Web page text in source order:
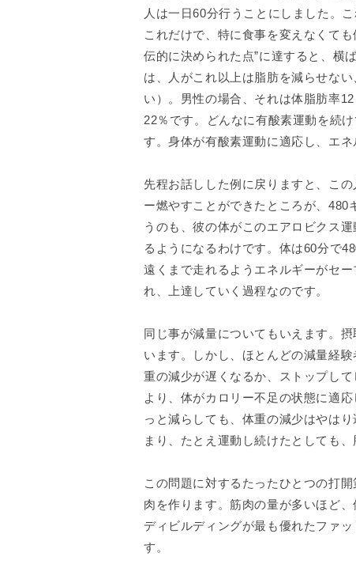
人は一日60分行うことにしました。
これだけで、特に食事を変えなくて
伝的に決められた点”に達すると、横
は、人がこれ以上は脂肪を減らせな
い）。男性の場合、それは体脂肪率
22％です。どんなに有酸素運動を続
す。身体が有酸素運動に適応し、エ
先程お話しした例に戻りますと、こ
ー燃やすことができたところが、480
うのも、彼の体がこのエアロビクス
るようになるわけです。体は60分で
遠くまで走れるようエネルギーがセ
れ、上達していく過程なのです。
同じ事が減量についてもいえます。
います。しかし、ほとんどの減量経
重の減少が遅くなるか、ストップし
より、体がカロリー不足の状態に適
っと減らしても、体重の減少はやは
まり、たとえ運動し続けたとしても
この問題に対するたったひとつの打
肉を作ります。筋肉の量が多いほど
ディビルディングが最も優れたファ
す。